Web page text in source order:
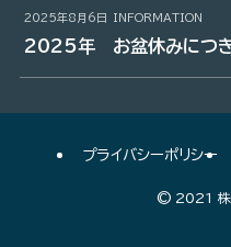
2025年8月6日 INFORMATION
2025年 お盆休みにつき
プライバシーポリシー
© 2021 株